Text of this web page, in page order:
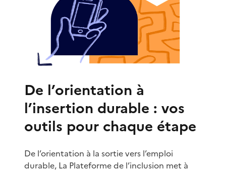
De l’orientation à
l’insertion durable : vos
outils pour chaque étape
De l’orientation à la sortie vers l’emploi
durable, La Plateforme de l’inclusion met à